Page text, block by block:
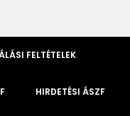
FELTÉTELEK
HIRDETÉSI ÁSZF